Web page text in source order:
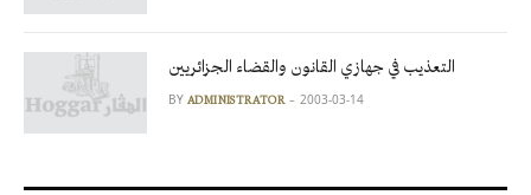
التعذيب في جهازي القانون والقضاء الجزائريين
BY ADMINISTRATOR 2003-03-14